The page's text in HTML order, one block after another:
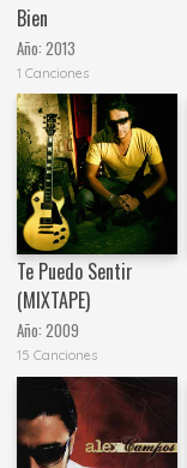
Bien
Año:2013
1 Canciones
Te Puedo Sentir
(MIXTAPE)
Año:2009
15 Canciones